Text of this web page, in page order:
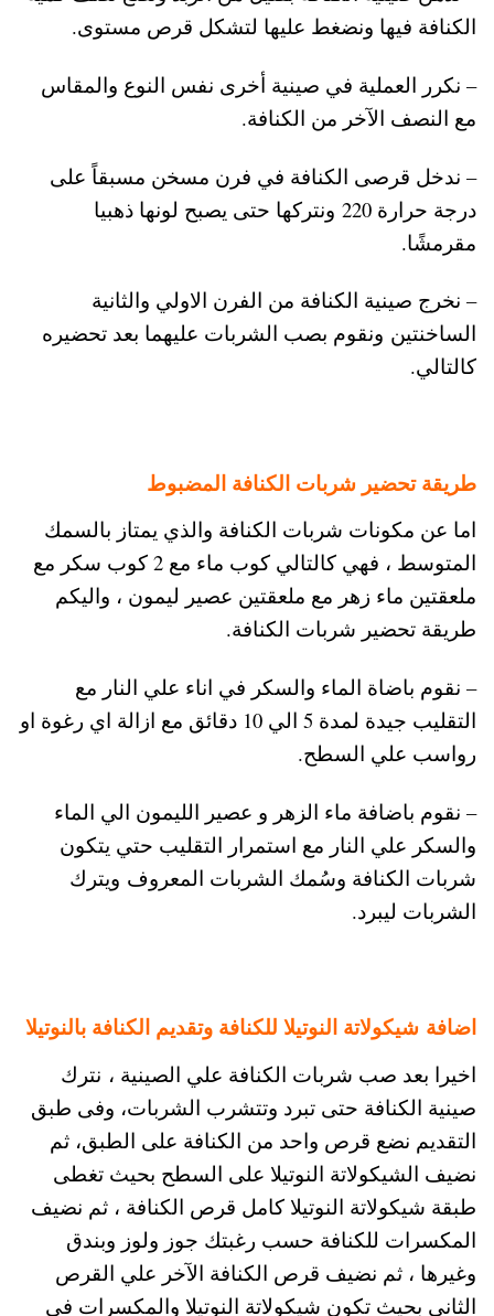
الكنافة فيها ونضغط عليها لتشكل قرص مستوى.
– نكرر العملية في صينية أخرى نفس النوع والمقاس
مع النصف الآخر من الكنافة.
– ندخل قرصى الكنافة في فرن مسخن مسبقاً على
درجة حرارة 220 ونتركها حتى يصبح لونها ذهبيا
مقرمشًا.
– نخرج صينية الكنافة من الفرن الاولي والثانية
الساخنتين ونقوم بصب الشربات عليهما بعد تحضيره
كالتالي.
طريقة تحضير شربات الكنافة المضبوط
اما عن مكونات شربات الكنافة والذي يمتاز بالسمك
المتوسط ، فهي كالتالي كوب ماء مع 2 كوب سكر مع
ملعقتين ماء زهر مع ملعقتين عصير ليمون ، واليكم
طريقة تحضير شربات الكنافة.
– نقوم باضاة الماء والسكر في اناء علي النار مع
التقليب جيدة لمدة 5 الي 10 دقائق مع ازالة اي رغوة او
رواسب علي السطح.
– نقوم باضافة ماء الزهر و عصير الليمون الي الماء
والسكر علي النار مع استمرار التقليب حتي يتكون
شربات الكنافة وسُمك الشربات المعروف ويترك
الشربات ليبرد.
اضافة شيكولاتة النوتيلا للكنافة وتقديم الكنافة بالنوتيلا
اخيرا بعد صب شربات الكنافة علي الصينية ، نترك
صينية الكنافة حتى تبرد وتتشرب الشربات، وفى طبق
التقديم نضع قرص واحد من الكنافة على الطبق، ثم
نضيف الشيكولاتة النوتيلا على السطح بحيث تغطى
طبقة شيكولاتة النوتيلا كامل قرص الكنافة ، ثم نضيف
المكسرات للكنافة حسب رغبتك جوز ولوز وبندق
وغيرها ، ثم نضيف قرص الكنافة الآخر علي القرص
الثاني بحيث تكون شيكولاتة النوتيلا والمكسرات في